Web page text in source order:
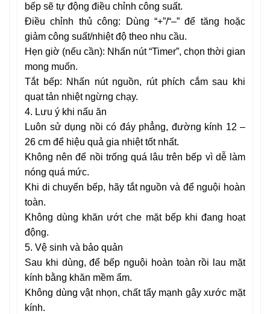
bếp sẽ tự động điều chỉnh công suất.
Điều chỉnh thủ công: Dùng “+”/“–” để tăng hoặc
giảm công suất/nhiệt độ theo nhu cầu.
Hẹn giờ (nếu cần): Nhấn nút “Timer”, chọn thời gian
mong muốn.
Tắt bếp: Nhấn nút nguồn, rút phích cắm sau khi
quạt tản nhiệt ngừng chạy.
4. Lưu ý khi nấu ăn
Luôn sử dụng nồi có đáy phẳng, đường kính 12 –
26 cm để hiệu quả gia nhiệt tốt nhất.
Không nên để nồi trống quá lâu trên bếp vì dễ làm
nóng quá mức.
Khi di chuyển bếp, hãy tắt nguồn và để nguội hoàn
toàn.
Không dùng khăn ướt che mặt bếp khi đang hoạt
động.
5. Vệ sinh và bảo quản
Sau khi dùng, để bếp nguội hoàn toàn rồi lau mặt
kính bằng khăn mềm ẩm.
Không dùng vật nhọn, chất tẩy mạnh gây xước mặt
kính.